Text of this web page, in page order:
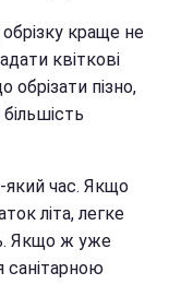
обрізку краще не
квіткові
обрізати пізно,
який час. Якщо
літа, легке
Якщо ж уже